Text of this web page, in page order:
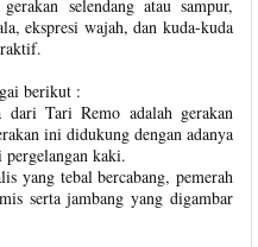
selendang atau sampur,
ekspresi wajah, dan kuda-kuda
berikut :
Tari Remo adalah gerakan
ini didukung dengan adanya
kaki.
yang tebal bercabang, pemerah
serta jambang yang digambar